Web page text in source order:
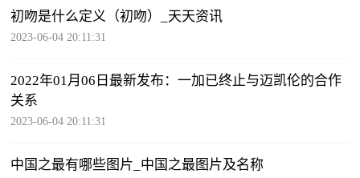
初吻是什么定义（初吻）_天天资讯
2023-06-04 20:11:31
2022年01月06日最新发布：一加已终止与迈凯伦的合作
关系
2023-06-04 20:11:31
中国之最有哪些图片_中国之最图片及名称